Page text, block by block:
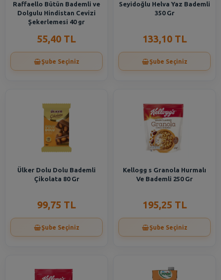
Raffaello Bütün Bademli ve
Dolgulu Hindistan Cevizi
Şekerlemesi 40 gr
55,40 TL
Şube Seçiniz
Seyidoğlu Helva Yaz Bademli
350 Gr
133,10 TL
Şube Seçiniz
Ülker Dolu Dolu Bademli
Çikolata 80 Gr
99,75 TL
Şube Seçiniz
Kellogg s Granola Hurmalı
Ve Bademli 250 Gr
195,25 TL
Şube Seçiniz